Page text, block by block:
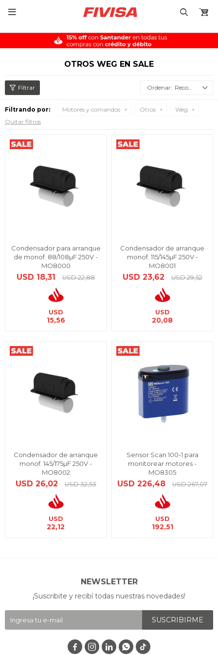

OTROS WEG EN SALE
Recomendados
Filtrando por: Motores y comandos Otros
Weg
Quitar filtros
Condensador para arranque
de monof. 88/108µF 250V -
MO8000
USD 18,31 USD 22,88
USD
15,56
Condensador de arranque
monof. 115/145µF 250V -
MO8001
USD 23,62 USD 29,52
USD
20,08
Condensador de arranque
monof. 145/175µF 250V -
MO8002
USD 26,02 USD 32,53
USD
22,12
Sensor Scan 100-1 para
monitorear motores -
MO8305
USD 226,48 USD 267,07
USD
192,51
NEWSLETTER
¡Suscribite y recibí todas nuestras novedades!
SUSCRIBIRME
   